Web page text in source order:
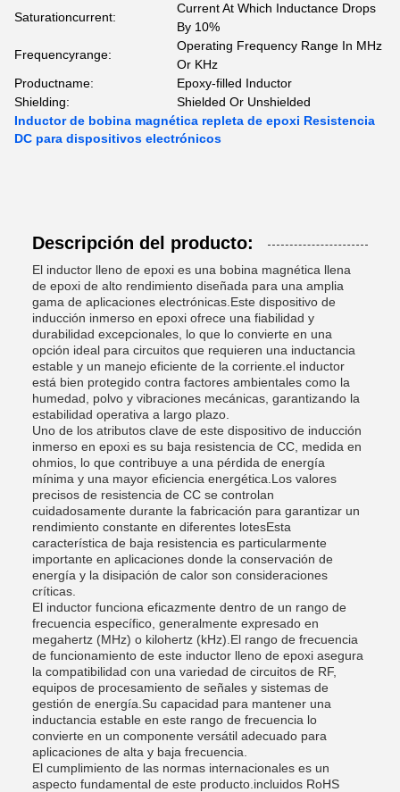
Saturationcurrent:
Current At Which Inductance Drops
By 10%
Frequencyrange:
Operating Frequency Range In MHz
Or KHz
Productname:
Epoxy-filled Inductor
Shielding:
Shielded Or Unshielded
Inductor de bobina magnética repleta de epoxi Resistencia
DC para dispositivos electrónicos
Descripción del producto:
El inductor lleno de epoxi es una bobina magnética llena
de epoxi de alto rendimiento diseñada para una amplia
gama de aplicaciones electrónicas.Este dispositivo de
inducción inmerso en epoxi ofrece una fiabilidad y
durabilidad excepcionales, lo que lo convierte en una
opción ideal para circuitos que requieren una inductancia
estable y un manejo eficiente de la corriente.el inductor
está bien protegido contra factores ambientales como la
humedad, polvo y vibraciones mecánicas, garantizando la
estabilidad operativa a largo plazo.
Uno de los atributos clave de este dispositivo de inducción
inmerso en epoxi es su baja resistencia de CC, medida en
ohmios, lo que contribuye a una pérdida de energía
mínima y una mayor eficiencia energética.Los valores
precisos de resistencia de CC se controlan
cuidadosamente durante la fabricación para garantizar un
rendimiento constante en diferentes lotesEsta
característica de baja resistencia es particularmente
importante en aplicaciones donde la conservación de
energía y la disipación de calor son consideraciones
críticas.
El inductor funciona eficazmente dentro de un rango de
frecuencia específico, generalmente expresado en
megahertz (MHz) o kilohertz (kHz).El rango de frecuencia
de funcionamiento de este inductor lleno de epoxi asegura
la compatibilidad con una variedad de circuitos de RF,
equipos de procesamiento de señales y sistemas de
gestión de energía.Su capacidad para mantener una
inductancia estable en este rango de frecuencia lo
convierte en un componente versátil adecuado para
aplicaciones de alta y baja frecuencia.
El cumplimiento de las normas internacionales es un
aspecto fundamental de este producto.incluidos RoHS